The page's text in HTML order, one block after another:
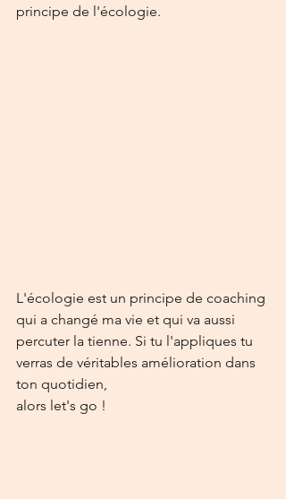
principe de l'écologie.
L'écologie est un principe de coaching
qui a changé ma vie et qui va aussi
percuter la tienne. Si tu l'appliques tu
verras de véritables amélioration dans
ton quotidien,
alors let's go !